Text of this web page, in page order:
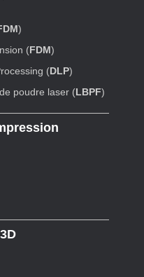
)
(FDM)
(DLP)
poudre laser (LBPF)